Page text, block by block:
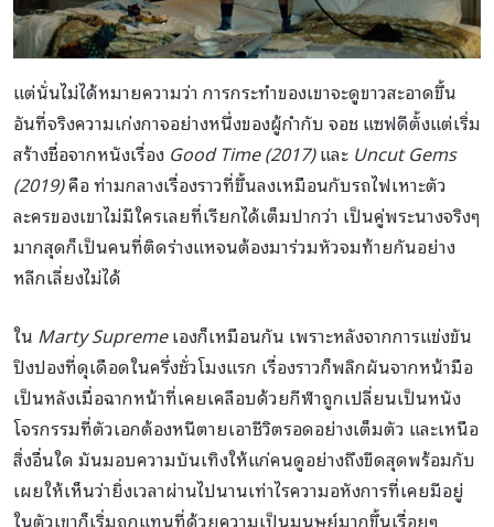
แต่นั่นไม่ได้หมายความว่า การกระทำของเขาจะดูขาวสะอาดขึ้น
อันที่จริงความเก่งกาจอย่างหนึ่งของผู้กำกับ จอช แซฟดีตั้งแต่เริ่ม
สร้างชื่อจากหนังเรื่อง Good Time (2017)และ Uncut Gems
(2019)คือ ท่ามกลางเรื่องราวที่ขึ้นลงเหมือนกับรถไฟเหาะตัว
ละครของเขาไม่มีใครเลยที่เรียกได้เต็มปากว่า เป็นคู่พระนางจริงๆ
มากสุดก็เป็นคนที่ติดร่างแหจนต้องมาร่วมหัวจมท้ายกันอย่าง
หลีกเลี่ยงไม่ได้
ใน Marty Supremeเองก็เหมือนกัน เพราะหลังจากการแข่งขัน
ปิงปองที่ดุเดือดในครึ่งชั่วโมงแรก เรื่องราวก็พลิกผันจากหน้ามือ
เป็นหลังเมื่อฉากหน้าที่เคยเคลือบด้วยกีฬาถูกเปลี่ยนเป็นหนัง
โจรกรรมที่ตัวเอกต้องหนีตายเอาชีวิตรอดอย่างเต็มตัว และเหนือ
สิ่งอื่นใด มันมอบความบันเทิงให้แก่คนดูอย่างถึงขีดสุดพร้อมกับ
เผยให้เห็นว่ายิ่งเวลาผ่านไปนานเท่าไรความอหังการที่เคยมีอยู่
ในตัวเขาก็เริ่มถูกแทนที่ด้วยความเป็นมนุษย์มากขึ้นเรื่อยๆ